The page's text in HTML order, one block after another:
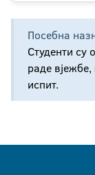
Посебна
Студенти су
раде
испит.